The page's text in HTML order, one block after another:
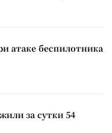
атаке беспилотника
за сутки 54